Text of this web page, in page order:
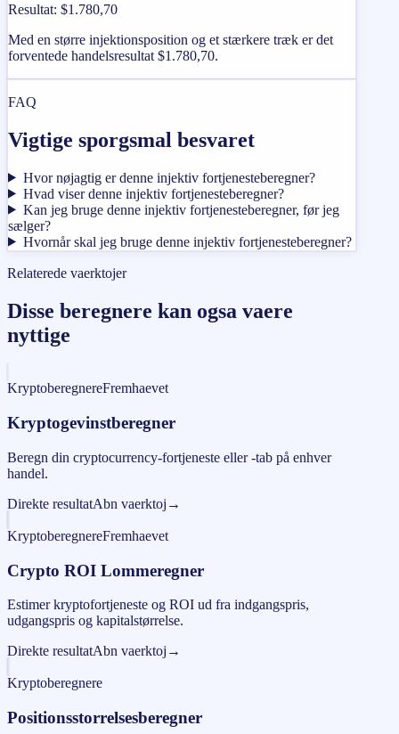
Resultat: $1.780,70
Med en større injektionsposition og et stærkere træk er det
forventede handelsresultat $1.780,70.
FAQ
Vigtige sporgsmal besvaret
Hvor nøjagtig er denne injektiv fortjenesteberegner?
Hvad viser denne injektiv fortjenesteberegner?
Kan jeg bruge denne injektiv fortjenesteberegner, før jeg
sælger?
Hvornår skal jeg bruge denne injektiv fortjenesteberegner?
Relaterede vaerktojer
Disse beregnere kan ogsa vaere
nyttige
KryptoberegnereFremhaevet
Kryptogevinstberegner
Beregn din cryptocurrency-fortjeneste eller -tab på enhver
handel.
Direkte resultatAbn vaerktoj →
KryptoberegnereFremhaevet
Crypto ROI Lommeregner
Estimer kryptofortjeneste og ROI ud fra indgangspris,
udgangspris og kapitalstørrelse.
Direkte resultatAbn vaerktoj →
Kryptoberegnere
Positionsstorrelsesberegner